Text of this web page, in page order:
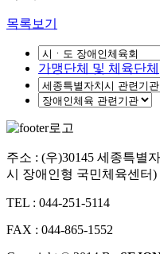
목록보기
가맹단체 및 체육단체
주소 : (우)30145 세종특별
시 장애인형 국민체육센터)
TEL : 044-251-5114
FAX : 044-865-1552